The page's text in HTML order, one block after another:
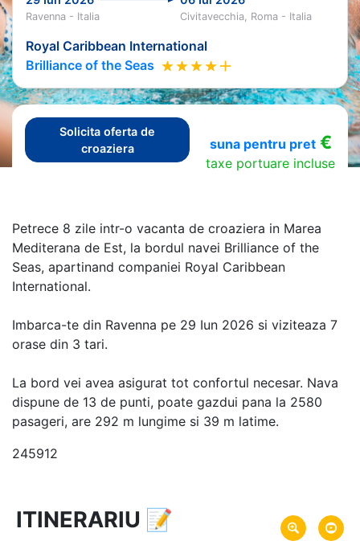
Ravenna - Italia Civitavecchia, Roma - Italia
Royal Caribbean International
Brilliance of the Seas
Solicita oferta de
croaziera
suna pentru pret€
taxe portuare incluse
Petrece 8 zile intr-o vacanta de croaziera in Marea
Mediterana de Est, la bordul navei Brilliance of the
Seas, apartinand companiei Royal Caribbean
International.
Imbarca-te din Ravenna pe 29 Iun 2026 si viziteaza 7
orase din 3 tari.
La bord vei avea asigurat tot confortul necesar. Nava
dispune de 13 de punti, poate gazdui pana la 2580
pasageri, are 292 m lungime si 39 m latime.
245912
8 zile vacanta de croaziera in
Marea Mediterana de Est -
ITINERARIU 📝